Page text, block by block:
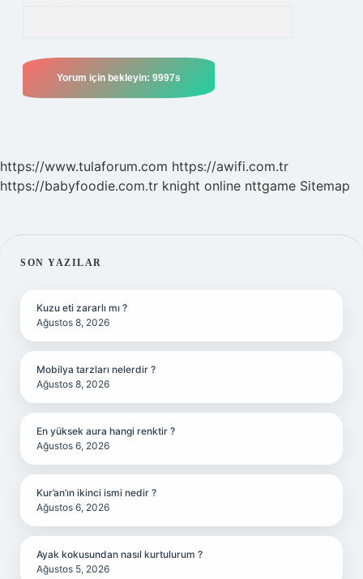
https://www.tulaforum.com https://awifi.com.tr
https://babyfoodie.com.tr knight online nttgame Sitemap
SIDEBAR
SON YAZILAR
Kuzu eti zararlı mı ?
Ağustos 8, 2026
Mobilya tarzları nelerdir ?
Ağustos 8, 2026
En yüksek aura hangi renktir ?
Ağustos 6, 2026
Kur’an’ın ikinci ismi nedir ?
Ağustos 6, 2026
Ayak kokusundan nasıl kurtulurum ?
Ağustos 5, 2026